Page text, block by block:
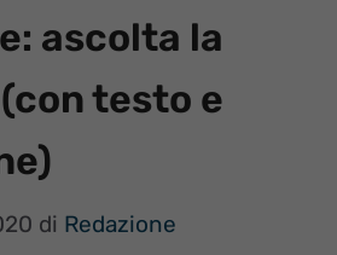
ascolta la
testo e
di Redazione